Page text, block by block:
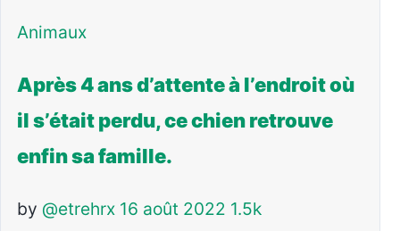
Animaux
Après 4 ans d’attente à l’endroit où
il s’était perdu, ce chien retrouve
enfin sa famille.
by @etrehrx 16 août 2022 1.5k